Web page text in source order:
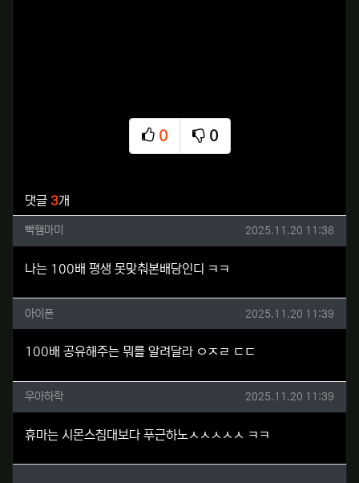
0
추천
0
비추천
댓글 3개
빡햄마미님의 댓글
빡햄마미 작성일
2025.11.20 11:38
나는 100배 평생 못맞춰본배당인디 ㅋㅋ
아이폰님의 댓글
아이폰 작성일
2025.11.20 11:39
100배 공유해주는 뭐를 알려달라 ㅇㅈㄹ ㄷㄷ
우아하학님의 댓글
우아하학 작성일
2025.11.20 11:39
휴마는 시몬스침대보다 푸근하노ㅅㅅㅅㅅㅅ ㅋㅋ